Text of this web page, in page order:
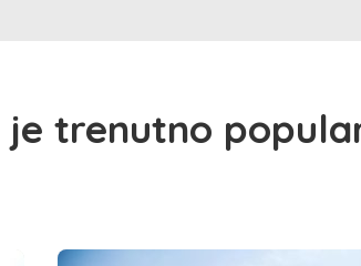
je trenutno